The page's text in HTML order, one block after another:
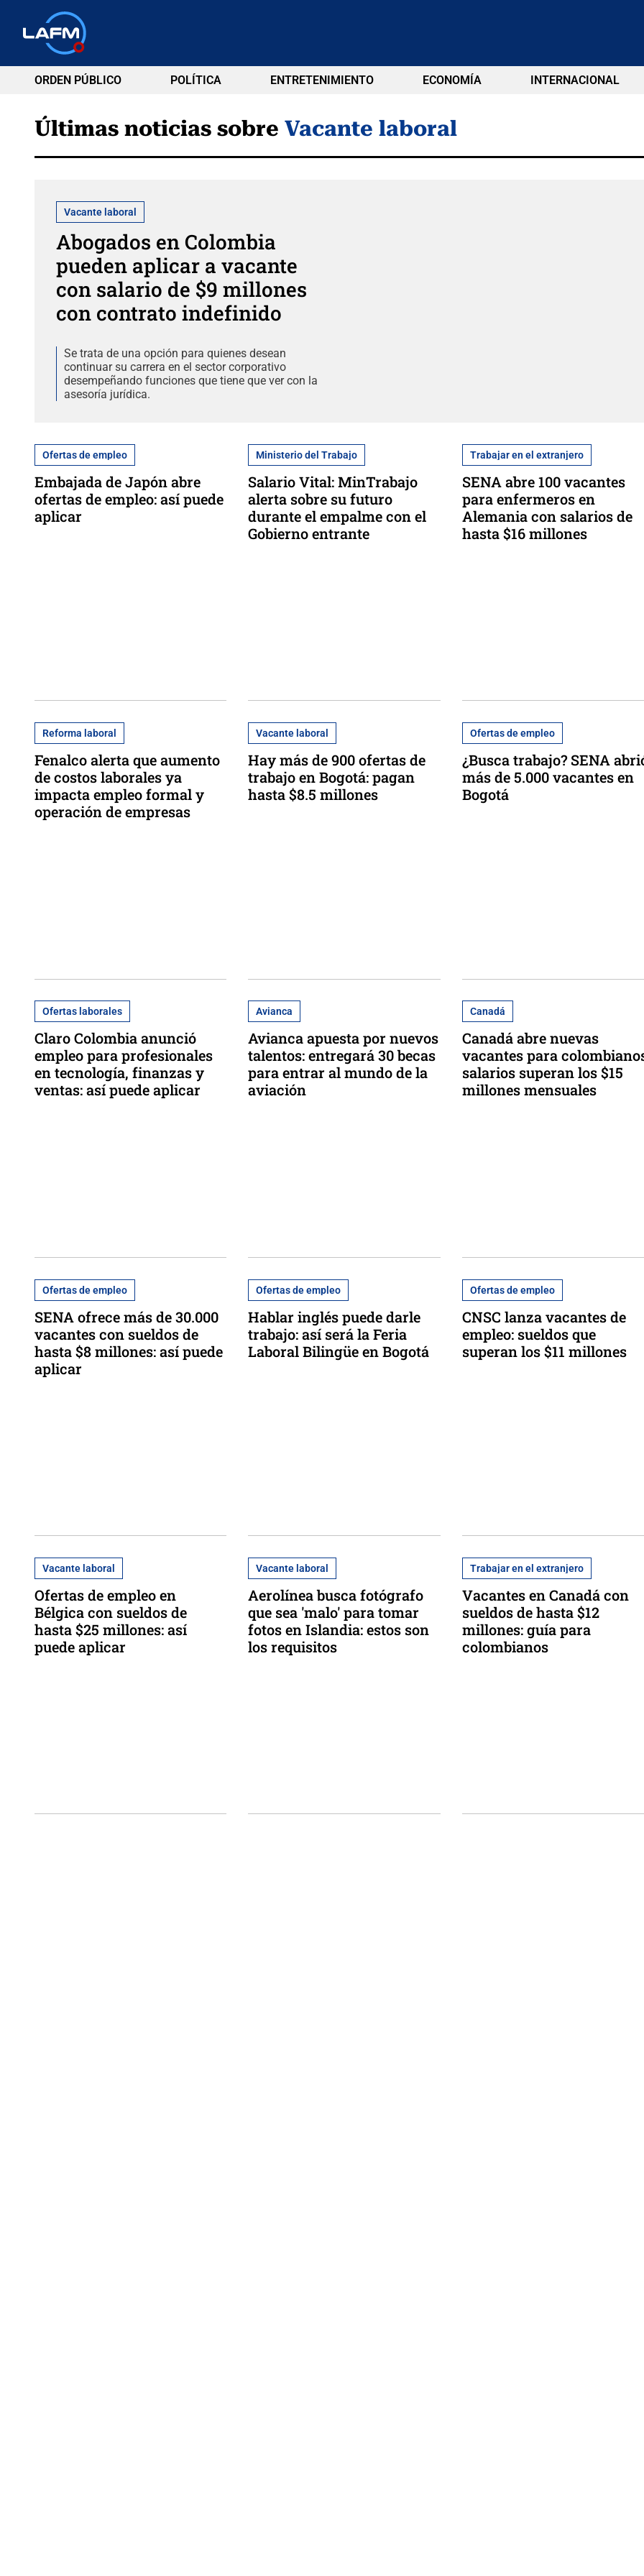
ORDEN PÚBLICO POLÍTICA ENTRETENIMIENTO ECONOMÍA INTERNACIONAL
Últimas noticias sobre Vacante laboral
Vacante laboral
Abogados en Colombia
pueden aplicar a vacante
con salario de $9 millones
con contrato indefinido
Se trata de una opción para quienes desean
continuar su carrera en el sector corporativo
desempeñando funciones que tiene que ver con la
asesoría jurídica.
Ofertas de empleo
Embajada de Japón abre
ofertas de empleo: así puede
aplicar
Ministerio del Trabajo
Salario Vital: MinTrabajo
alerta sobre su futuro
durante el empalme con el
Gobierno entrante
Trabajar en el extranjero
SENA abre 100 vacantes
para enfermeros en
Alemania con salarios de
hasta $16 millones
Reforma laboral
Fenalco alerta que aumento
de costos laborales ya
impacta empleo formal y
operación de empresas
Vacante laboral
Hay más de 900 ofertas de
trabajo en Bogotá: pagan
hasta $8.5 millones
Ofertas de empleo
¿Busca trabajo? SENA
más de 5.000 vacantes en
Bogotá
Ofertas laborales
Claro Colombia anunció
empleo para profesionales
en tecnología, finanzas y
ventas: así puede aplicar
Avianca
Avianca apuesta por nuevos
talentos: entregará 30 becas
para entrar al mundo de la
aviación
Canadá
Canadá abre nuevas
vacantes para
salarios superan los $15
millones mensuales
Ofertas de empleo
SENA ofrece más de 30.000
vacantes con sueldos de
hasta $8 millones: así puede
aplicar
Ofertas de empleo
Hablar inglés puede darle
trabajo: así será la Feria
Laboral Bilingüe en Bogotá
Ofertas de empleo
CNSC lanza vacantes de
empleo: sueldos que
superan los $11 millones
Vacante laboral
Ofertas de empleo en
Bélgica con sueldos de
hasta $25 millones: así
puede aplicar
Vacante laboral
Aerolínea busca fotógrafo
que sea 'malo' para tomar
fotos en Islandia: estos son
los requisitos
Trabajar en el extranjero
Vacantes en Canadá con
sueldos de hasta $12
millones: guía para
colombianos